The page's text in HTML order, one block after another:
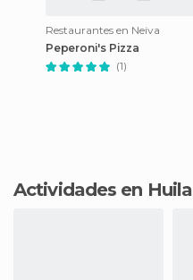
Restaurantes en Neiva
Peperoni's Pizza
(1)
Actividades en Huila